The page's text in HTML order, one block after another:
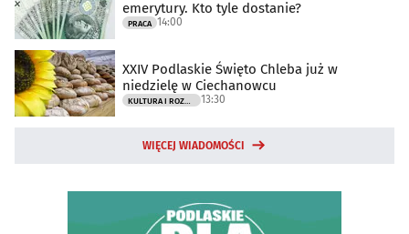
emerytury. Kto tyle dostanie?
PRACA 14:00
XXIV Podlaskie Święto Chleba już w
niedzielę w Ciechanowcu
13:30
WIĘCEJ WIADOMOŚCI